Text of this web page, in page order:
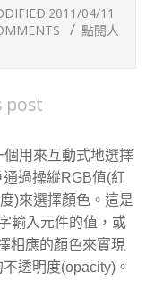
2011/04/11
點閱人
post
用來互動式地選擇
過操縱RGB值(紅
)來選擇顏色。這是
輸入元件的值，或
相應的顏色來實現
透明度(opacity)。